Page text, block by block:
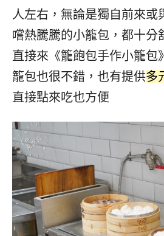
人左右，無論是獨自前來或
嚐熱騰騰的小籠包，都十分
直接來《籠飽包手作小籠包
籠包也很不錯， 也有提供多
直接點來吃也方便